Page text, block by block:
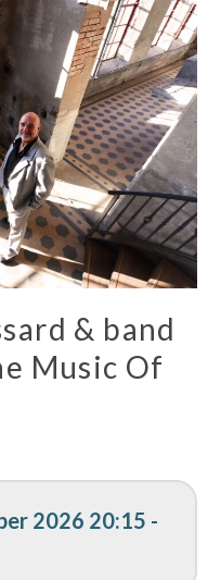
& band
Music Of
2026 20:15 -